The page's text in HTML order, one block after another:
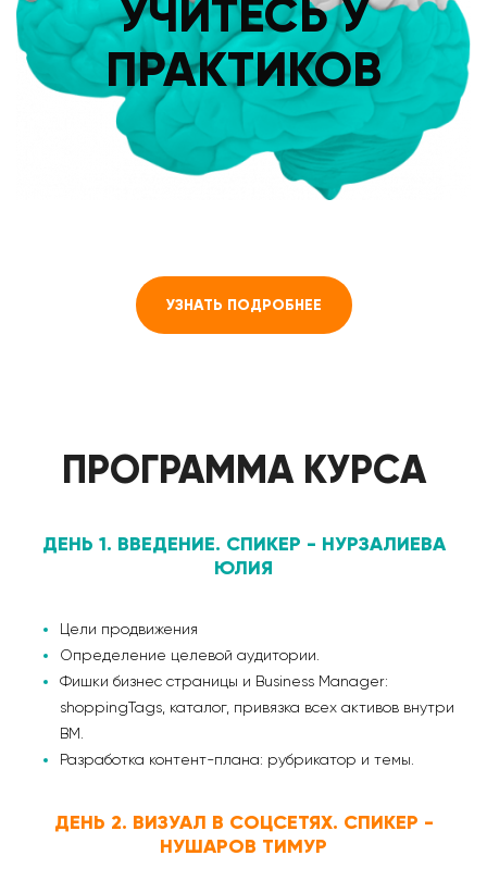
УЧИТЕСЬ У
ПРАКТИКОВ
УЗНАТЬ ПОДРОБНЕЕ
ПРОГРАММА КУРСА
ДЕНЬ 1. ВВЕДЕНИЕ. СПИКЕР - НУРЗАЛИЕВА
ЮЛИЯ
Цели продвижения
Определение целевой аудитории.
Фишки бизнес страницы и Business Manager:
shoppingTags, каталог, привязка всех активов внутри
BM.
Разработка контент-плана: рубрикатор и темы.
ДЕНЬ 2. ВИЗУАЛ В СОЦСЕТЯХ. СПИКЕР -
НУШАРОВ ТИМУР